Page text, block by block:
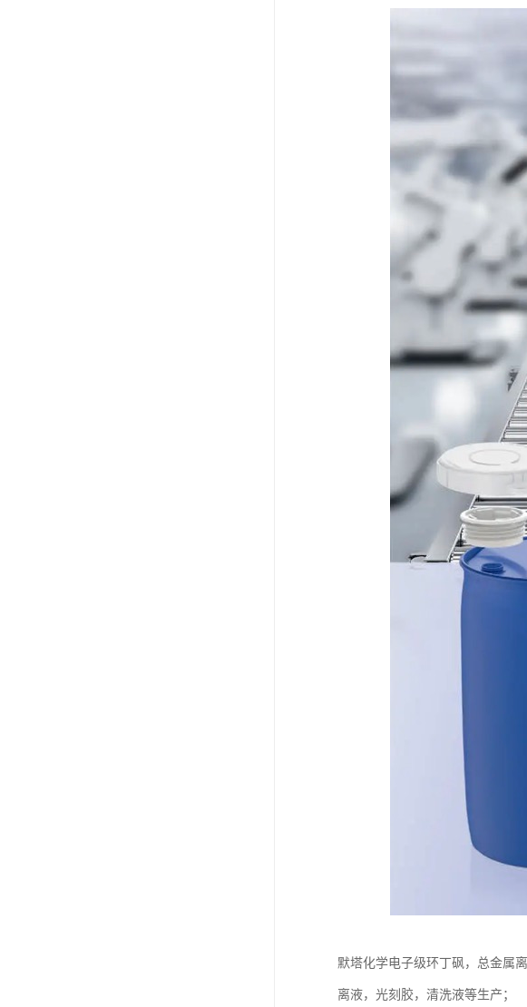
默塔化学电子级环丁砜，总金属
离液，光刻胶，清洗液等生产；